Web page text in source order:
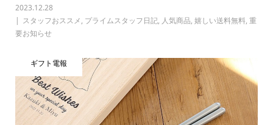
2023.12.28
スタッフおススメ, プライムスタッフ日記, 人気商品, 嬉しい送料無料, 重
要お知らせ
ギフト電報